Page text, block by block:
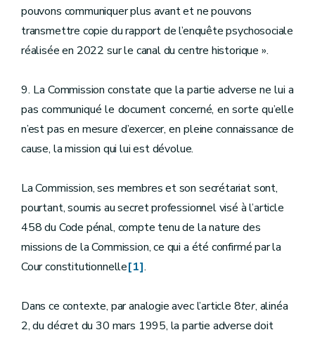
pouvons communiquer plus avant et ne pouvons
transmettre copie du rapport de l’enquête psychosociale
réalisée en 2022 sur le canal du centre historique ».
9. La Commission constate que la partie adverse ne lui a
pas communiqué le document concerné, en sorte qu’elle
n’est pas en mesure d’exercer, en pleine connaissance de
cause, la mission qui lui est dévolue.
La Commission, ses membres et son secrétariat sont,
pourtant, soumis au secret professionnel visé à l’article
458 du Code pénal, compte tenu de la nature des
missions de la Commission, ce qui a été confirmé par la
Cour constitutionnelle[1].
Dans ce contexte, par analogie avec l’article 8ter, alinéa
2, du décret du 30 mars 1995, la partie adverse doit